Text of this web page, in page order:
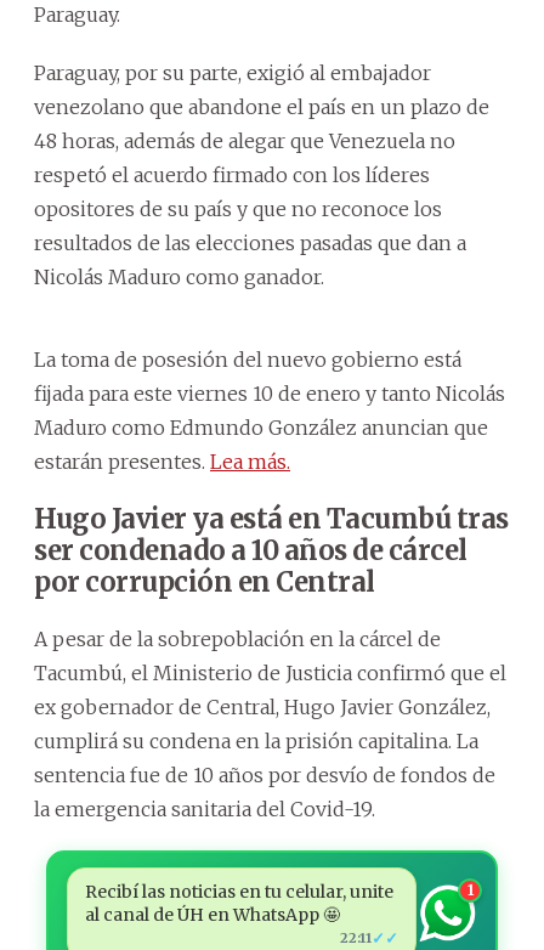
Paraguay.
Paraguay, por su parte, exigió al embajador
venezolano que abandone el país en un plazo de
48 horas, además de alegar que Venezuela no
respetó el acuerdo firmado con los líderes
opositores de su país y que no reconoce los
resultados de las elecciones pasadas que dan a
Nicolás Maduro como ganador.
La toma de posesión del nuevo gobierno está
fijada para este viernes 10 de enero y tanto Nicolás
Maduro como Edmundo González anuncian que
estarán presentes. Lea más.
Hugo Javier ya está en Tacumbú tras
ser condenado a 10 años de cárcel
por corrupción en Central
A pesar de la sobrepoblación en la cárcel de
Tacumbú, el Ministerio de Justicia confirmó que el
ex gobernador de Central, Hugo Javier González,
cumplirá su condena en la prisión capitalina. La
sentencia fue de 10 años por desvío de fondos de
la emergencia sanitaria del Covid-19.
Recibí las noticias en tu celular, unite
al canal de ÚH en WhatsApp 🤩
22:11 ✓✓
1